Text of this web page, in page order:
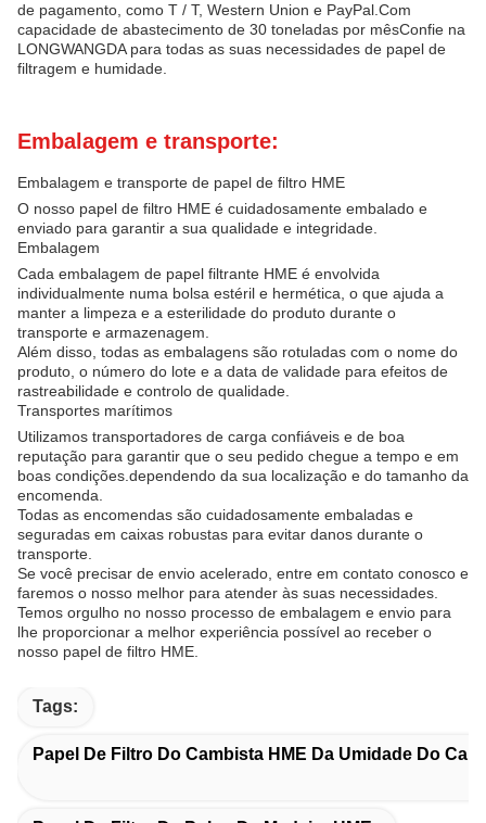
de pagamento, como T / T, Western Union e PayPal.Com
capacidade de abastecimento de 30 toneladas por mêsConfie na
LONGWANGDA para todas as suas necessidades de papel de
filtragem e humidade.
Embalagem e transporte:
Embalagem e transporte de papel de filtro HME
O nosso papel de filtro HME é cuidadosamente embalado e
enviado para garantir a sua qualidade e integridade.
Embalagem
Cada embalagem de papel filtrante HME é envolvida
individualmente numa bolsa estéril e hermética, o que ajuda a
manter a limpeza e a esterilidade do produto durante o
transporte e armazenagem.
Além disso, todas as embalagens são rotuladas com o nome do
produto, o número do lote e a data de validade para efeitos de
rastreabilidade e controlo de qualidade.
Transportes marítimos
Utilizamos transportadores de carga confiáveis e de boa
reputação para garantir que o seu pedido chegue a tempo e em
boas condições.dependendo da sua localização e do tamanho da
encomenda.
Todas as encomendas são cuidadosamente embaladas e
seguradas em caixas robustas para evitar danos durante o
transporte.
Se você precisar de envio acelerado, entre em contato conosco e
faremos o nosso melhor para atender às suas necessidades.
Temos orgulho no nosso processo de embalagem e envio para
lhe proporcionar a melhor experiência possível ao receber o
nosso papel de filtro HME.
Tags:
Papel De Filtro Do Cambista HME Da Umidade Do